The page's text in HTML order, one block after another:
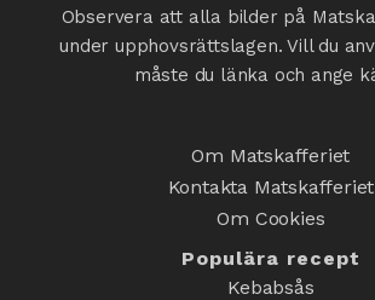
Observera att alla bilder på
under upphovsrättslagen. Vill du
måste du länka och ange
Om Matskafferiet
Kontakta Matskafferiet
Om Cookies
Populära recept
Kebabsås